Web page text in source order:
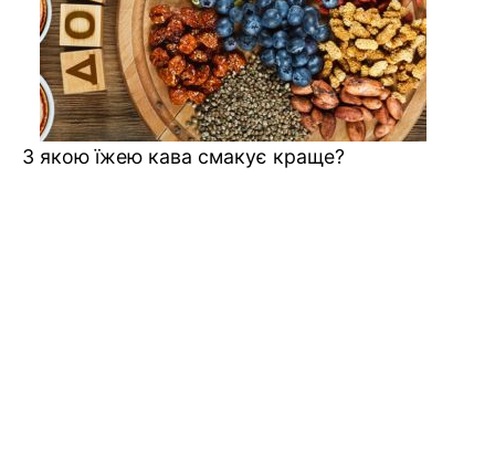
З якою їжею кава смакує краще?